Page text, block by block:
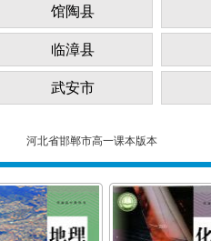
馆陶县
临漳县
武安市
河北省邯郸市高一课本版本